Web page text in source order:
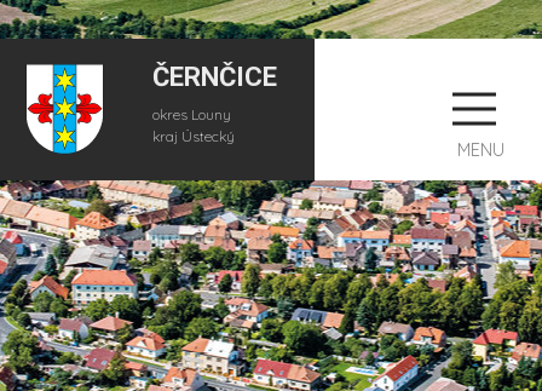
ČERNČICE
okres Louny
kraj Ústecký
MENU